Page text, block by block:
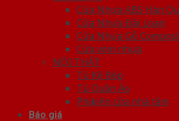
Cửa Nhựa ABS Hàn
Cửa Nhựa Đài Loan
Cửa Nhựa Gỗ
Cửa vòm nhựa
NỘI THẤT
Tủ Kệ Bếp
Tủ Quần Áo
Phụ kiện cửa nhà tắm
Báo giá